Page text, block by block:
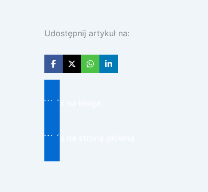
Udostępnij artykuł na:
Wróć na bloga
Wróć na stronę główną